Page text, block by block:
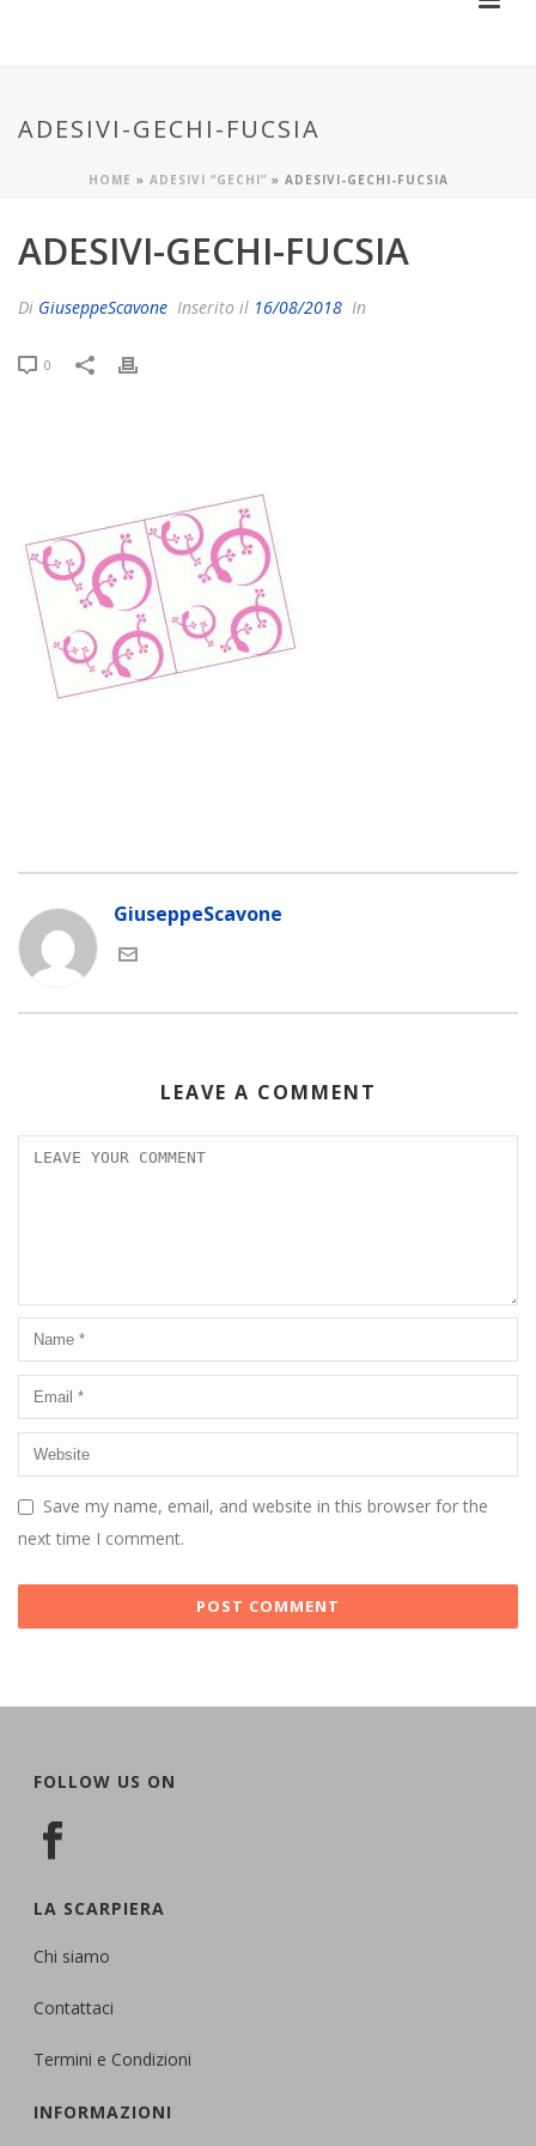
ADESIVI-GECHI-FUCSIA
HOME » ADESIVI “GECHI” » ADESIVI-GECHI-FUCSIA
ADESIVI-GECHI-FUCSIA
Di GiuseppeScavone Inserito il 16/08/2018 In
0
GiuseppeScavone
LEAVE A COMMENT
Save my name, email, and website in this browser for the
next time I comment.
FOLLOW US ON
LA SCARPIERA
Chi siamo
Contattaci
Termini e Condizioni
INFORMAZIONI